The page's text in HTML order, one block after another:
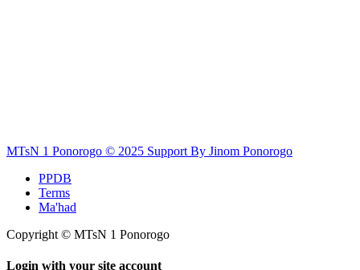
MTsN 1 Ponorogo © 2025 Support By Jinom Ponorogo
PPDB
Terms
Ma'had
Copyright © MTsN 1 Ponorogo
Login with your site account